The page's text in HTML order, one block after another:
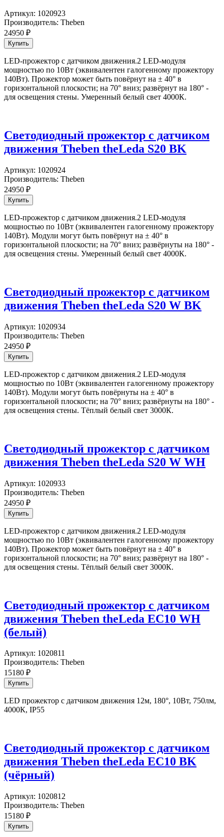
Артикул: 1020923
Производитель: Theben
24950 ₽
LED-прожектор с датчиком движения.2 LED-модуля
мощностью по 10Вт (эквивалентен галогенному прожектору
140Вт). Прожектор может быть повёрнут на ± 40° в
горизонтальной плоскости; на 70° вниз; развёрнут на 180° -
для освещения стены. Умеренный белый свет 4000К.
Светодиодный прожектор с датчиком
движения Theben theLeda S20 BK
Артикул: 1020924
Производитель: Theben
24950 ₽
LED-прожектор с датчиком движения.2 LED-модуля
мощностью по 10Вт (эквивалентен галогенному прожектору
140Вт). Модули могут быть повёрнут на ± 40° в
горизонтальной плоскости; на 70° вниз; развёрнуты на 180° -
для освещения стены. Умеренный белый свет 4000К.
Светодиодный прожектор с датчиком
движения Theben theLeda S20 W BK
Артикул: 1020934
Производитель: Theben
24950 ₽
LED-прожектор с датчиком движения.2 LED-модуля
мощностью по 10Вт (эквивалентен галогенному прожектору
140Вт). Модули могут быть повёрнуты на ± 40° в
горизонтальной плоскости; на 70° вниз; развёрнуты на 180° -
для освещения стены. Тёплый белый свет 3000К.
Светодиодный прожектор с датчиком
движения Theben theLeda S20 W WH
Артикул: 1020933
Производитель: Theben
24950 ₽
LED-прожектор с датчиком движения.2 LED-модуля
мощностью по 10Вт (эквивалентен галогенному прожектору
140Вт). Прожектор может быть повёрнут на ± 40° в
горизонтальной плоскости; на 70° вниз; развёрнут на 180° -
для освещения стены. Тёплый белый свет 3000К.
Светодиодный прожектор с датчиком
движения Theben theLeda EC10 WH
(белый)
Артикул: 1020811
Производитель: Theben
15180 ₽
LED прожектор с датчиком движения 12м, 180°, 10Вт, 750лм,
4000К, IP55
Светодиодный прожектор с датчиком
движения Theben theLeda EC10 BK
(чёрный)
Артикул: 1020812
Производитель: Theben
15180 ₽